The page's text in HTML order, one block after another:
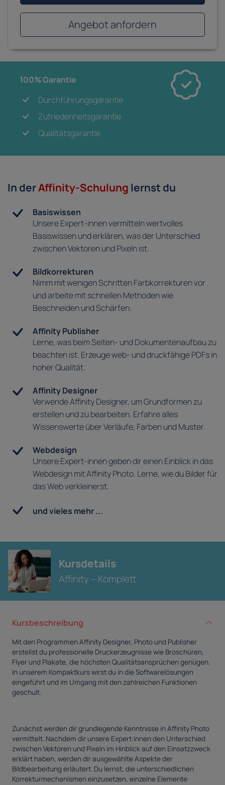
In derAffinity-Schulung lernst du
Basiswissen
Unsere Expert-innen vermitteln wertvolles
Basiswissen und erklären, was der Unterschied
zwischen Vektoren und Pixeln ist.
Bildkorrekturen
Nimm mit wenigen Schritten Farbkorrekturen vor
und arbeite mit schnellen Methoden wie
Beschneiden und Schärfen.
Affinity Publisher
Lerne, was beim Seiten- und Dokumentenaufbau zu
beachten ist. Erzeuge web- und druckfähige PDFs in
hoher Qualität.
Affinity Designer
Verwende Affinity Designer, um Grundformen zu
erstellen und zu bearbeiten. Erfahre alles
Wissenswerte über Verläufe, Farben und Muster.
Webdesign
Unsere Expert-innen geben dir einen Einblick in das
Webdesign mit Affinity Photo. Lerne, wie du Bilder für
das Web verkleinerst.
und vieles mehr ...
Kursdetails
Affinity – Komplett
Kursbeschreibung
Mit den Programmen Affinity Designer, Photo und Publisher
erstellst du professionelle Druckerzeugnisse wie Broschüren,
Flyer und Plakate, die höchsten Qualitätsansprüchen genügen.
In unserem Kompaktkurs wirst du in die Softwarelösungen
eingeführt und im Umgang mit den zahlreichen Funktionen
geschult.
Zunächst werden dir grundlegende Kenntnisse in Affinity Photo
vermittelt. Nachdem dir unsere Expert:innen den Unterschied
zwischen Vektoren und Pixeln im Hinblick auf den Einsatzzweck
erklärt haben, werden dir ausgewählte Aspekte der
Bildbearbeitung erläutert. Du lernst, die unterschiedlichen
Korrekturmechanismen einzusetzen, einzelne Elemente
Angebot anfordern
100% Garantie
Durchführungsgarantie
Zufriedenheitsgarantie
Qualitätsgarantie